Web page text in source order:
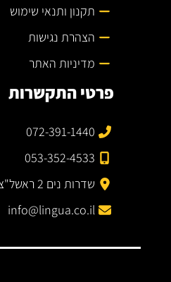
תקנון ותנאי שימוש
הצהרת נגישות
מדיניות האתר
פרטי התקשרות
072-391-1440
053-352-4533
שדרות נים 2 ראשל"צ
info@lingua.co.il